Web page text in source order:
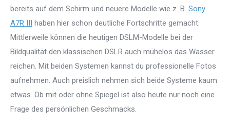
bereits auf dem Schirm und neuere Modelle wie z. B. Sony
A7R III haben hier schon deutliche Fortschritte gemacht.
Mittlerweile können die heutigen DSLM-Modelle bei der
Bildqualität den klassischen DSLR auch mühelos das Wasser
reichen. Mit beiden Systemen kannst du professionelle Fotos
aufnehmen. Auch preislich nehmen sich beide Systeme kaum
etwas. Ob mit oder ohne Spiegel ist also heute nur noch eine
Frage des persönlichen Geschmacks.